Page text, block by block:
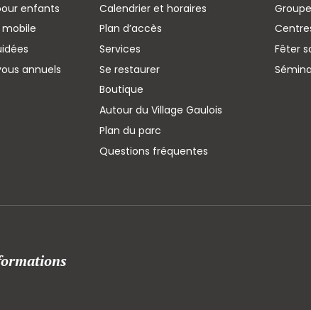
enfants
mobile
annuels
Calendrier et horaires
Plan d’accès
Services
Se restaurer
Boutique
Autour du Village Gaulois
Plan du parc
Questions fréquentes
Fêter